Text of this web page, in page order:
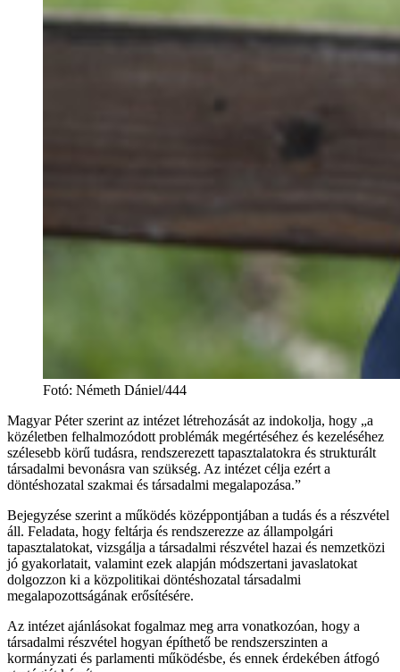
Fotó: Németh Dániel/444
Magyar Péter szerint az intézet létrehozását az indokolja, hogy „a
közéletben felhalmozódott problémák megértéséhez és kezeléséhez
szélesebb körű tudásra, rendszerezett tapasztalatokra és strukturált
társadalmi bevonásra van szükség. Az intézet célja ezért a
döntéshozatal szakmai és társadalmi megalapozása.”
Bejegyzése szerint a működés középpontjában a tudás és a részvétel
áll. Feladata, hogy feltárja és rendszerezze az állampolgári
tapasztalatokat, vizsgálja a társadalmi részvétel hazai és nemzetközi
jó gyakorlatait, valamint ezek alapján módszertani javaslatokat
dolgozzon ki a közpolitikai döntéshozatal társadalmi
megalapozottságának erősítésére.
Az intézet ajánlásokat fogalmaz meg arra vonatkozóan, hogy a
társadalmi részvétel hogyan építhető be rendszerszinten a
kormányzati és parlamenti működésbe, és ennek érdekében átfogó